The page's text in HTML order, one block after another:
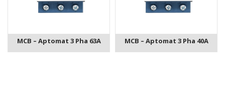
MCB – Aptomat 3 Pha 63A MCB – Aptomat 3 Pha 40A